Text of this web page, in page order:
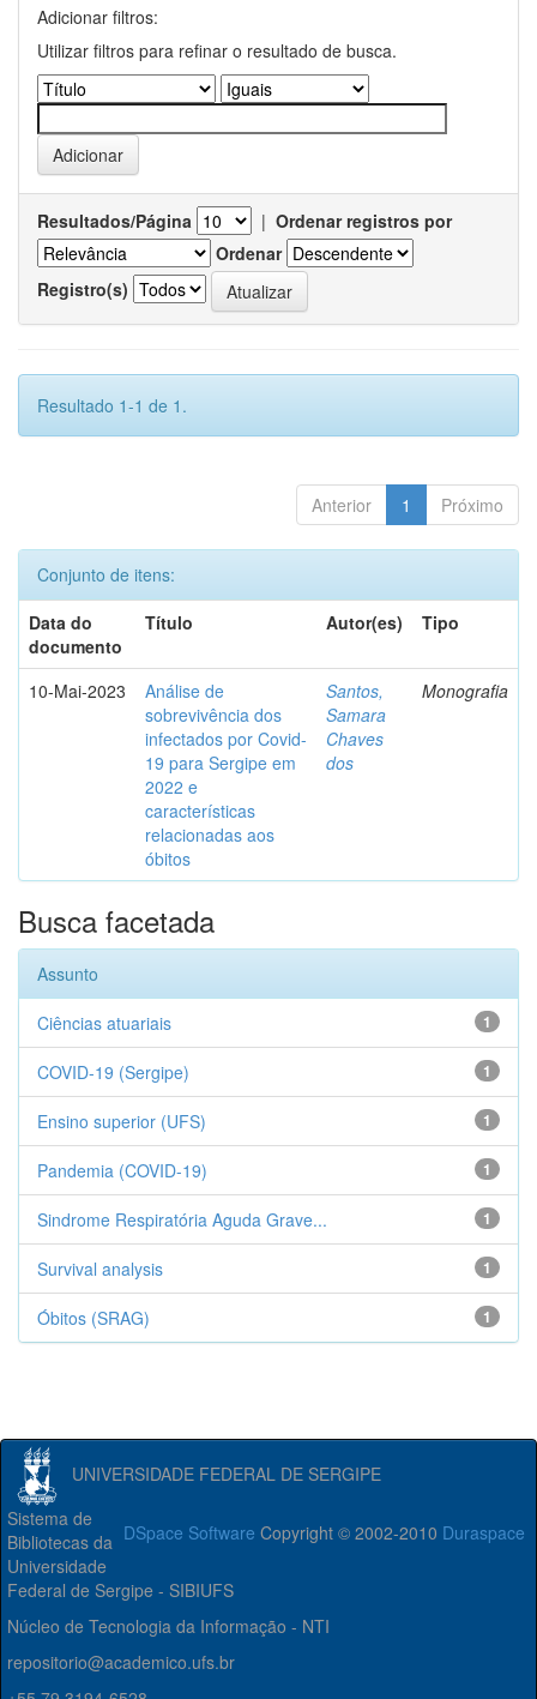
Adicionar filtros:
Utilizar filtros para refinar o resultado de busca.
Resultados/Página | Ordenar registros por
Ordenar
Registro(s)
Resultado 1-1 de 1.
Anterior 1 Próximo
Conjunto de itens:
Data do
documento
Título Autor(es) Tipo
10-Mai-2023
Análise de
sobrevivência dos
infectados por Covid-
19 para Sergipe em
2022 e
características
relacionadas aos
óbitos
Santos,
Samara
Chaves
dos
Monografia
Busca facetada
Assunto
1
Ciências atuariais
1
COVID-19 (Sergipe)
1
Ensino superior (UFS)
1
Pandemia (COVID-19)
1
Sindrome Respiratória Aguda Grave...
1
Survival analysis
1
Óbitos (SRAG)
UNIVERSIDADE FEDERAL DE SERGIPE
DSpace Software Copyright © 2002-2010 Duraspace
Sistema de
Bibliotecas da
Universidade
Federal de Sergipe - SIBIUFS
Núcleo de Tecnologia da Informação - NTI
repositorio@academico.ufs.br